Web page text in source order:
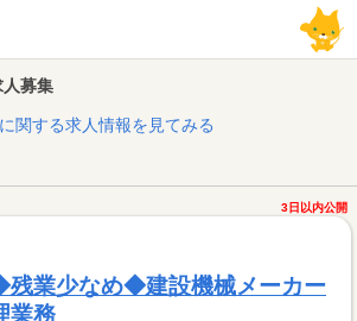
募集
関する求人情報を見てみる
3日以内公開
残業少なめ◆建設機械メーカー
業務